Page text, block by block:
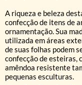
A riqueza e beleza
confecção de itens de
ornamentação. Sua
utilizada em áreas
de suas folhas podem
confecção de esteiras,
amêndoa resistente
pequenas esculturas.